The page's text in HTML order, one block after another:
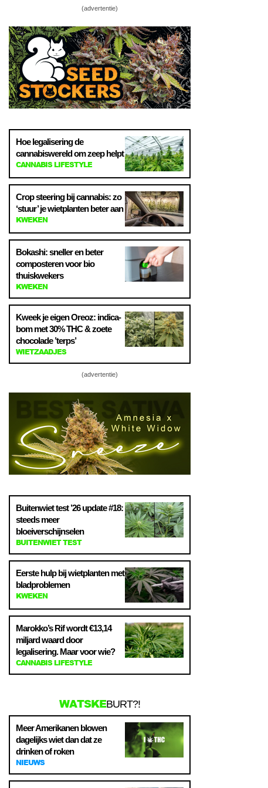
(advertentie)
Hoe legalisering de
cannabiswereld om zeep helpt
CANNABIS LIFESTYLE
Crop steering bij cannabis: zo
‘stuur’ je wietplanten beter aan
KWEKEN
Bokashi: sneller en beter
composteren voor bio
thuiskwekers
KWEKEN
Kweek je eigen Oreoz: indica-
bom met 30% THC & zoete
chocolade ’terps’
WIETZAADJES
(advertentie)
Buitenwiet test ’26 update #18:
steeds meer
bloeiverschijnselen
BUITENWIET TEST
Eerste hulp bij wietplanten met
bladproblemen
KWEKEN
Marokko’s Rif wordt €13,14
miljard waard door
legalisering. Maar voor wie?
CANNABIS LIFESTYLE
WATSKEBURT?!
Meer Amerikanen blowen
dagelijks wiet dan dat ze
drinken of roken
NIEUWS